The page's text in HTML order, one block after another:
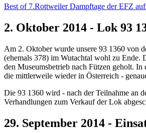
Best of 7.Rottweiler Dampftage der EFZ
2. Oktober 2014 - Lok 93
Am 2. Oktober wurde unsere 93 1360 von
(ehemals 378) im Wutachtal wohl zu Ende.
den Museumsbetrieb nach Fützen geholt.
die mittlerweile wieder in Österreich -
Die 93 1360 wird - nach der Teilnahme an
Verhandlungen zum Verkauf der Lok
29. September 2014 -